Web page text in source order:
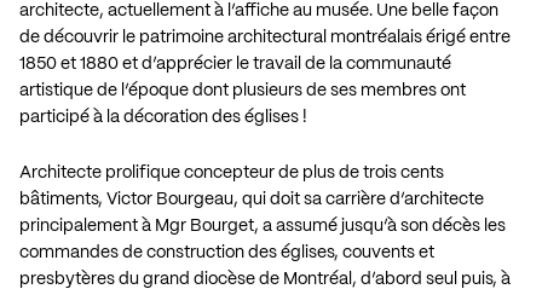
architecte, actuellement à l’affiche au musée. Une belle façon
de découvrir le patrimoine architectural montréalais érigé entre
1850 et 1880 et d’apprécier le travail de la communauté
artistique de l’époque dont plusieurs de ses membres ont
participé à la décoration des églises !
Architecte prolifique concepteur de plus de trois cents
bâtiments, Victor Bourgeau, qui doit sa carrière d’architecte
principalement à Mgr Bourget, a assumé jusqu’à son décès les
commandes de construction des églises, couvents et
presbytères du grand diocèse de Montréal, d’abord seul puis, à